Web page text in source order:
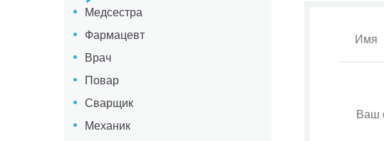
Медсестра
Фармацевт
Врач
Повар
Сварщик
Механик